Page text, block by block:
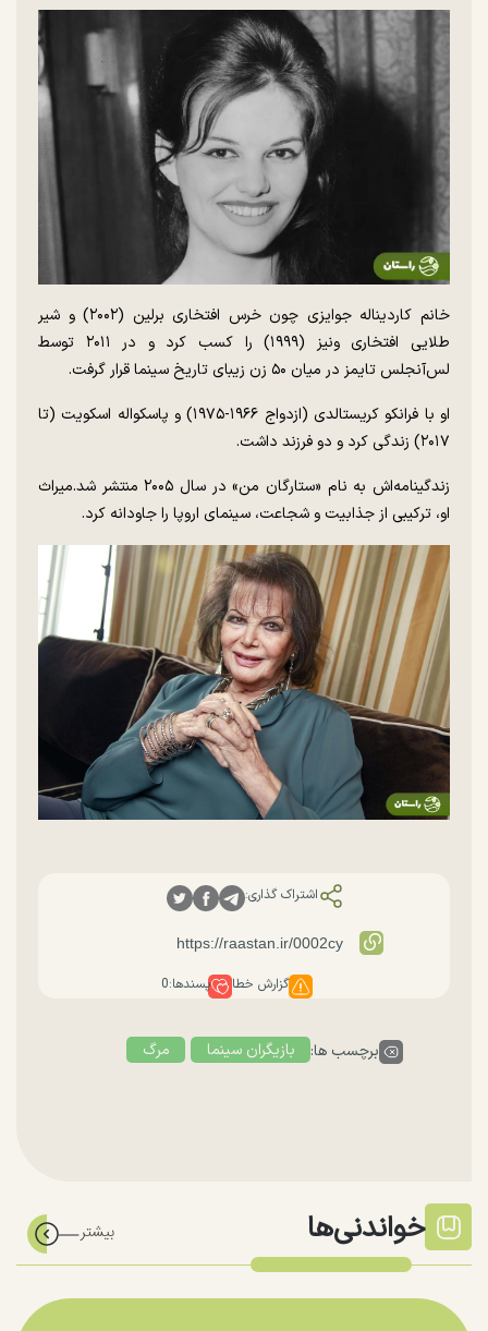
خانم کاردیناله جوایزی چون خرس افتخاری برلین (۲۰۰۲) و شیر
طلایی افتخاری ونیز (۱۹۹۹) را کسب کرد و در ۲۰۱۱ توسط
لس‌آنجلس تایمز در میان ۵۰ زن زیبای تاریخ سینما قرار گرفت.
او با فرانکو کریستالدی (ازدواج ۱۹۶۶-۱۹۷۵) و پاسکواله اسکویت (تا
۲۰۱۷) زندگی کرد و دو فرزند داشت.
زندگینامه‌اش به نام «ستارگان من» در سال ۲۰۰۵ منتشر شد.میراث
او، ترکیبی از جذابیت و شجاعت، سینمای اروپا را جاودانه کرد.
اشتراک گذاری:
گزارش خطا پسندها:0
برچسب ها: بازیگران سینما مرگ
خواندنی‌ها